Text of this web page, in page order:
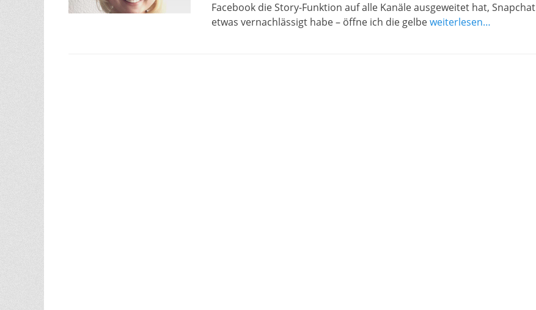
Facebook die Story-Funktion auf alle Kanäle ausgeweitet hat, Snapchat
etwas vernachlässigt habe – öffne ich die gelbeweiterlesen…